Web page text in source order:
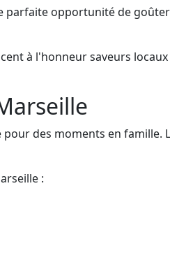
parfaite opportunité de
à l'honneur saveurs
des moments en
: